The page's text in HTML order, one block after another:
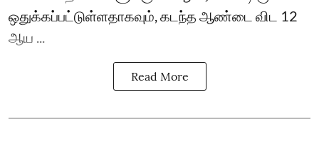
ஒதுக்கப்பட்டுள்ளதாகவும், கடந்த ஆண்டை விட 12
ஆய ...
Read More